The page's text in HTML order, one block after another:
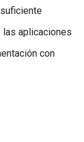
las aplicaciones
con